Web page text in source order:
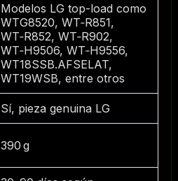
Modelos LG top-load como
WTG8520, WT‑R851,
WT‑R852, WT‑R902,
WT‑H9506, WT‑H9556,
WT18SSB.AFSELAT,
WT19WSB, entre otros
Sí, pieza genuina LG
390 g